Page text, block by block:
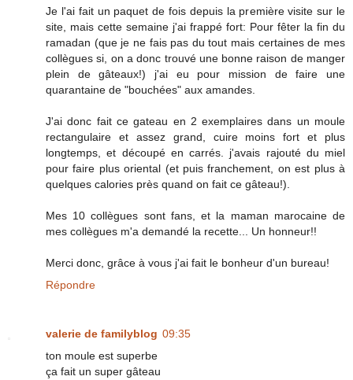
Je l'ai fait un paquet de fois depuis la première visite sur le
site, mais cette semaine j'ai frappé fort: Pour fêter la fin du
ramadan (que je ne fais pas du tout mais certaines de mes
collègues si, on a donc trouvé une bonne raison de manger
plein de gâteaux!) j'ai eu pour mission de faire une
quarantaine de "bouchées" aux amandes.
J'ai donc fait ce gateau en 2 exemplaires dans un moule
rectangulaire et assez grand, cuire moins fort et plus
longtemps, et découpé en carrés. j'avais rajouté du miel
pour faire plus oriental (et puis franchement, on est plus à
quelques calories près quand on fait ce gâteau!).
Mes 10 collègues sont fans, et la maman marocaine de
mes collègues m'a demandé la recette... Un honneur!!
Merci donc, grâce à vous j'ai fait le bonheur d'un bureau!
Répondre
valerie de familyblog 09:35
ton moule est superbe
ça fait un super gâteau